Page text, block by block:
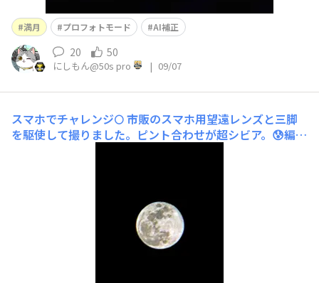
満月 プロフォトモード AI補正
20 50
にしもん@50s pro | 09/07
スマホでチャレンジ🌕市販のスマホ用望遠レンズと三脚
を駆使して撮りました。ピント合わせが超シビア。😰編集